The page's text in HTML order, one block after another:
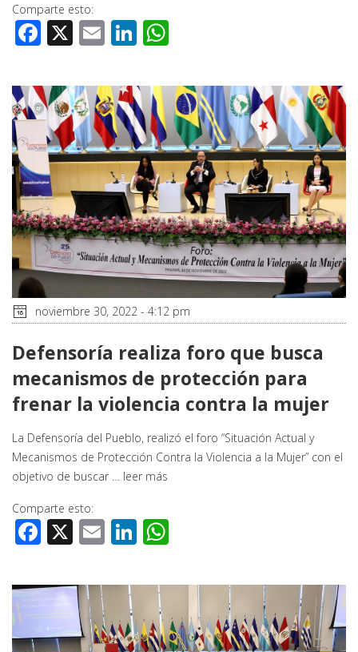
Comparte esto:
Facebook
X EmailLinkedIn
noviembre 30, 2022 - 4:12 pm
Defensoría realiza foro que busca
mecanismos de protección para
frenar la violencia contra la mujer
La Defensoría del Pueblo, realizó el foro “Situación Actual y
Mecanismos de Protección Contra la Violencia a la Mujer” con el
objetivo de buscar … leer más
Comparte esto:
Facebook
X EmailLinkedIn